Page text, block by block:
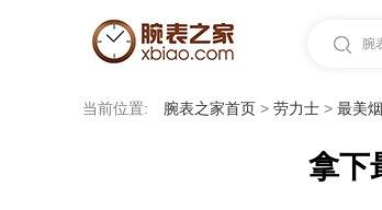
腕
当前位置: 腕表之家首页 > 劳力士 > 最美
拿下